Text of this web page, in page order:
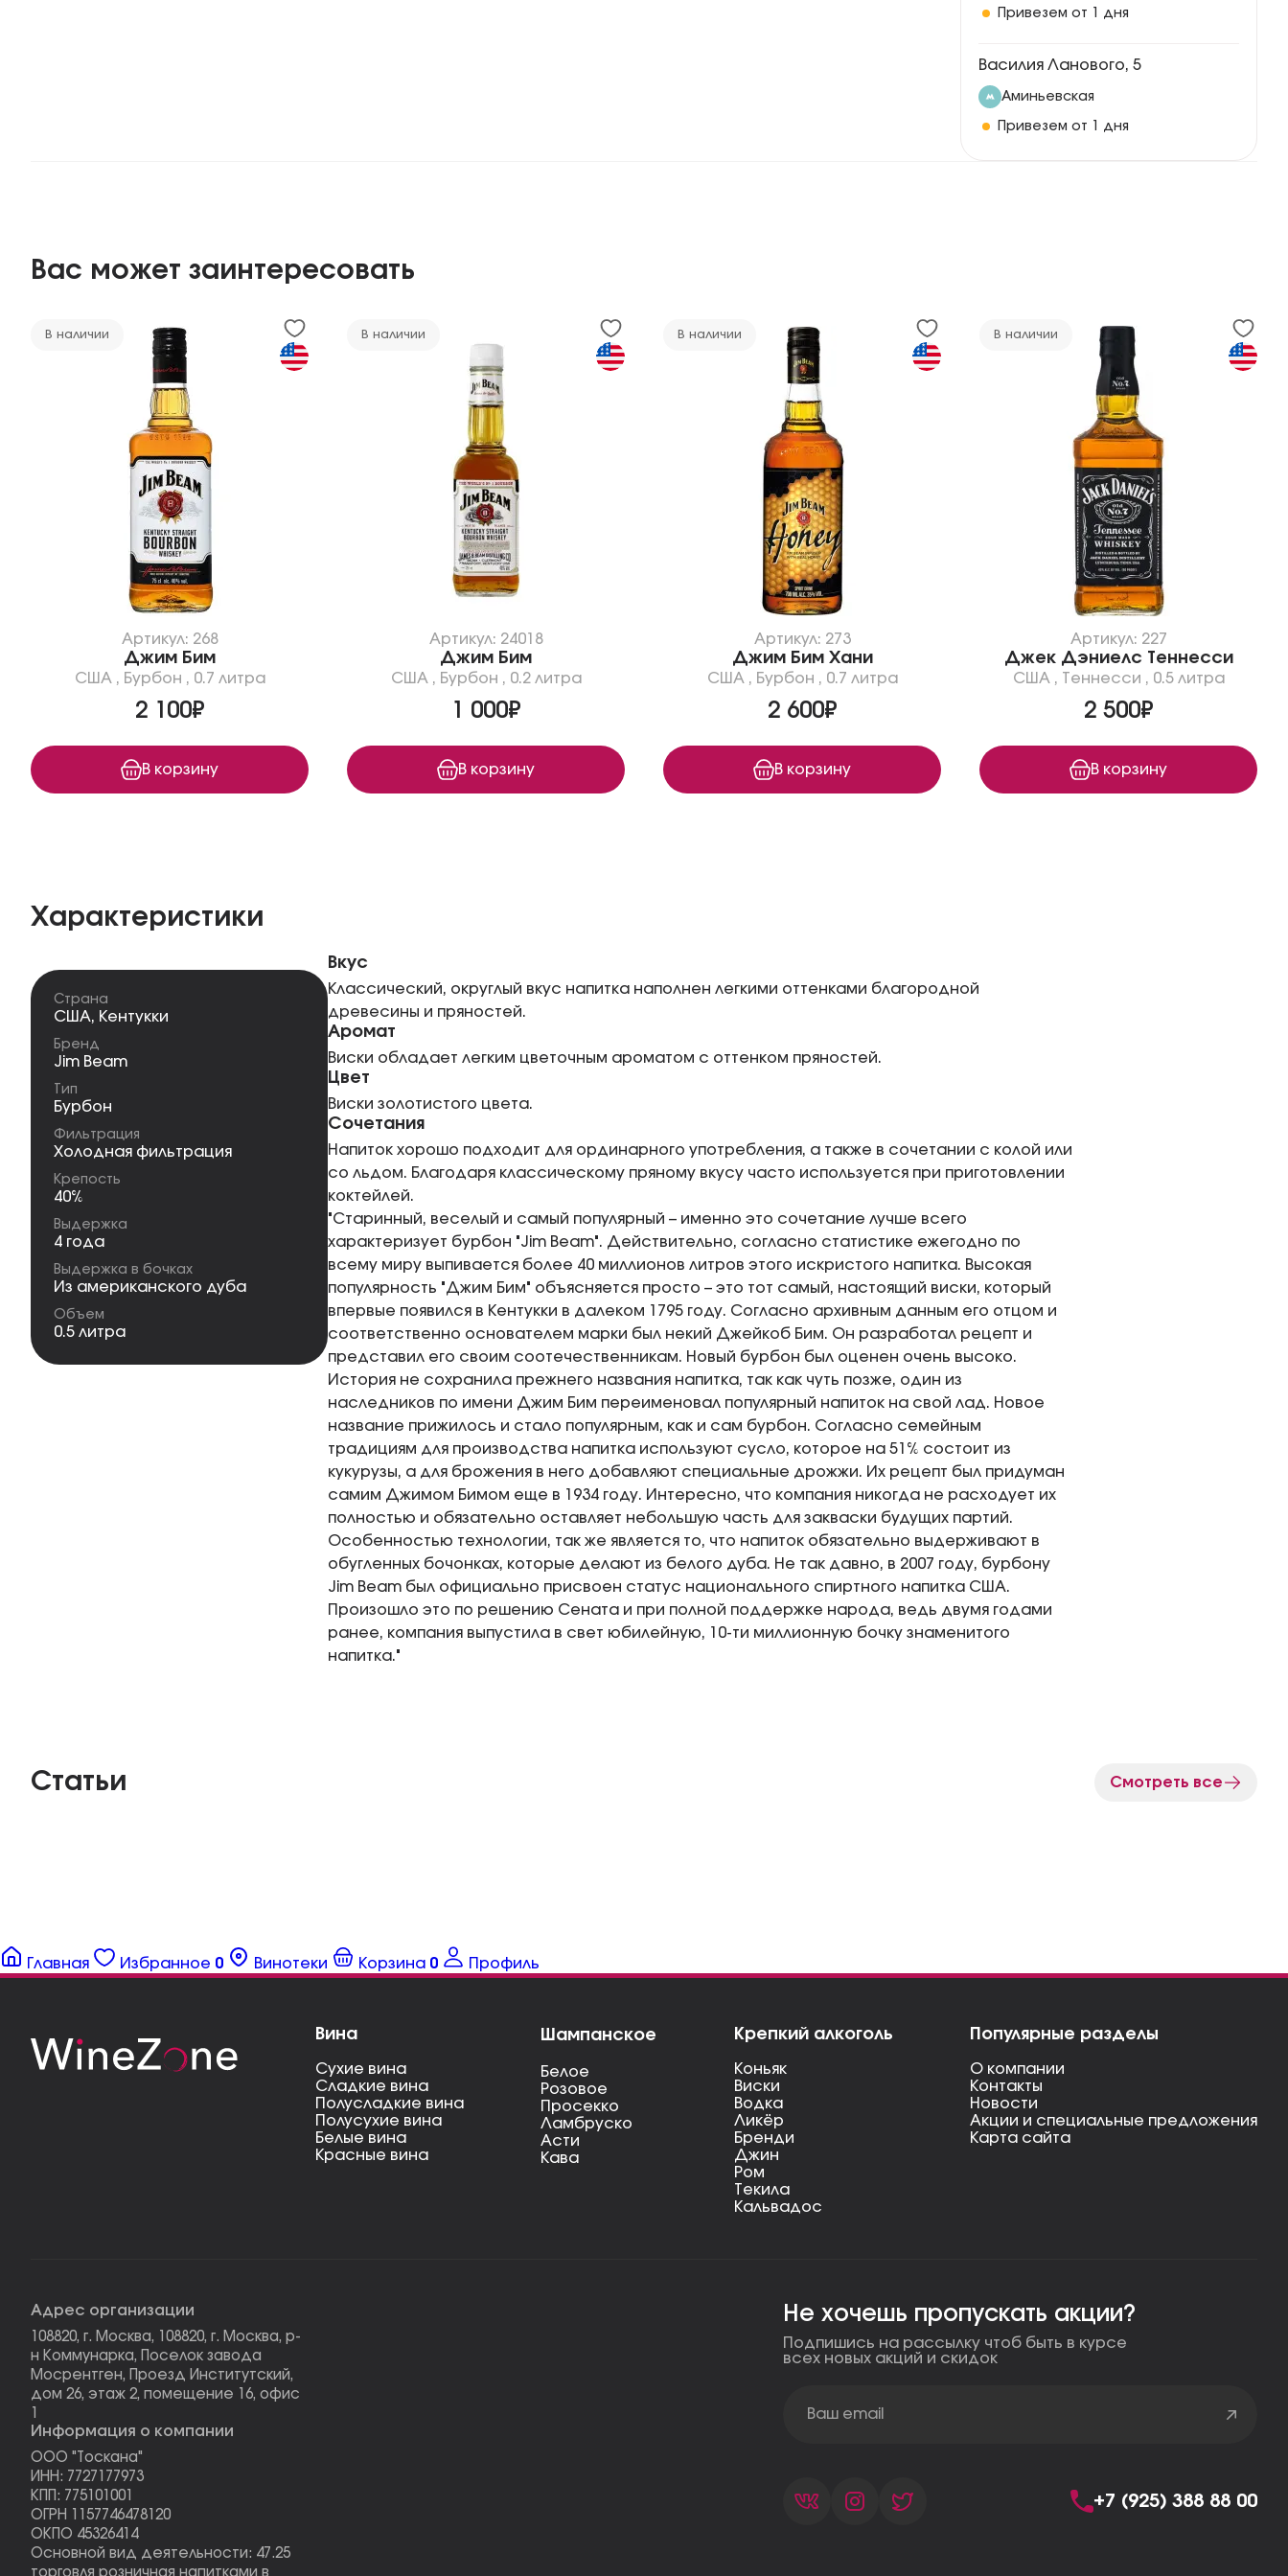
Привезем от 1 дня
Василия Ланового, 5
Аминьевская
Привезем от 1 дня
Вас может заинтересовать
В наличии
Артикул: 268
Джим Бим
США , Бурбон , 0.7 литра
2 100₽
В корзину
В наличии
Артикул: 24018
Джим Бим
США , Бурбон , 0.2 литра
1 000₽
В корзину
В наличии
Артикул: 273
Джим Бим Хани
США , Бурбон , 0.7 литра
2 600₽
В корзину
В наличии
Артикул: 227
Джек Дэниелс Теннесси
США , Теннесси , 0.5 литра
2 500₽
В корзину
Характеристики
Страна
США, Кентукки
Бренд
Jim Beam
Тип
Бурбон
Фильтрация
Холодная фильтрация
Крепость
40%
Выдержка
4 года
Выдержка в бочках
Из американского дуба
Объем
0.5 литра
Вкус
Классический, округлый вкус напитка наполнен легкими оттенками благородной
древесины и пряностей.
Аромат
Виски обладает легким цветочным ароматом с оттенком пряностей.
Цвет
Виски золотистого цвета.
Сочетания
Напиток хорошо подходит для ординарного употребления, а также в сочетании с колой или
со льдом. Благодаря классическому пряному вкусу часто используется при приготовлении
коктейлей.
"Старинный, веселый и самый популярный – именно это сочетание лучше всего
характеризует бурбон "Jim Beam". Действительно, согласно статистике ежегодно по
всему миру выпивается более 40 миллионов литров этого искристого напитка. Высокая
популярность "Джим Бим" объясняется просто – это тот самый, настоящий виски, который
впервые появился в Кентукки в далеком 1795 году. Согласно архивным данным его отцом и
соответственно основателем марки был некий Джейкоб Бим. Он разработал рецепт и
представил его своим соотечественникам. Новый бурбон был оценен очень высоко.
История не сохранила прежнего названия напитка, так как чуть позже, один из
наследников по имени Джим Бим переименовал популярный напиток на свой лад. Новое
название прижилось и стало популярным, как и сам бурбон. Согласно семейным
традициям для производства напитка используют сусло, которое на 51% состоит из
кукурузы, а для брожения в него добавляют специальные дрожжи. Их рецепт был придуман
самим Джимом Бимом еще в 1934 году. Интересно, что компания никогда не расходует их
полностью и обязательно оставляет небольшую часть для закваски будущих партий.
Особенностью технологии, так же является то, что напиток обязательно выдерживают в
обугленных бочонках, которые делают из белого дуба. Не так давно, в 2007 году, бурбону
Jim Beam был официально присвоен статус национального спиртного напитка США.
Произошло это по решению Сената и при полной поддержке народа, ведь двумя годами
ранее, компания выпустила в свет юбилейную, 10-ти миллионную бочку знаменитого
напитка."
Статьи Смотреть все
Главная Избранное 0 Винотеки Корзина 0 Профиль
Вина
Сухие вина
Сладкие вина
Полусладкие вина
Полусухие вина
Белые вина
Красные вина
Шампанское
Белое
Розовое
Просекко
Ламбруско
Асти
Кава
Крепкий алкоголь
Коньяк
Виски
Водка
Ликёр
Бренди
Джин
Ром
Текила
Кальвадос
Популярные разделы
О компании
Контакты
Новости
Акции и специальные предложения
Карта сайта
Адрес организации
108820, г. Москва, 108820, г. Москва, р-
н Коммунарка, Поселок завода
Мосрентген, Проезд Институтский,
дом 26, этаж 2, помещение 16, офис
Информация о компании
ООО "Тоскана"
ИНН: 7727177973
КПП: 775101001
ОГРН 1157746478120
ОКПО 45326414
Основной вид деятельности: 47.25
торговля розничная напитками в
Не хочешь пропускать акции?
Подпишись на рассылку чтоб быть в курсе
всех новых акций и скидок
+7 (925) 388 88 00